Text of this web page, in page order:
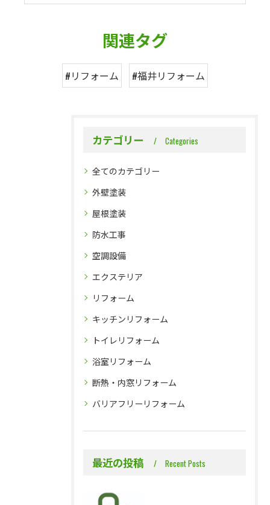
関連タグ
#リフォーム #福井リフォーム
カテゴリー Categories
全てのカテゴリー
外壁塗装
屋根塗装
防水工事
空調設備
エクステリア
リフォーム
キッチンリフォーム
トイレリフォーム
浴室リフォーム
断熱・内窓リフォーム
バリアフリーリフォーム
最近の投稿 Recent Posts